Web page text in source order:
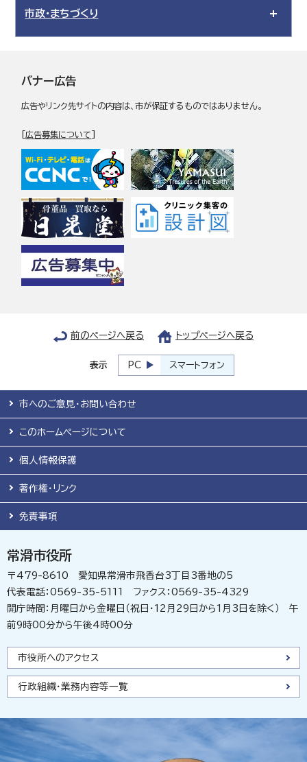
市政・まちづくり
バナー広告
広告やリンク先サイトの内容は、市が保証するものではありません。
[広告募集について
前のページへ戻る トップページへ戻る
表示 PC スマートフォン
市へのご意見・お問い合わせ
このホームページについて
個人情報保護
著作権・リンク
免責事項
常滑市役所
〒479-8610 愛知県常滑市飛香台3丁目3番地の5
代表電話：0569-35-5111 ファクス：0569-35-4329
開庁時間：月曜日から金曜日（祝日・12月29日から1月3日を除く） 午
前9時00分から午後4時00分
市役所へのアクセス
行政組織・業務内容等一覧